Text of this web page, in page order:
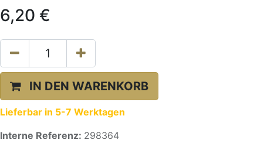
6,20 €
IN DEN WARENKORB
Lieferbar in 5-7 Werktagen
Interne Referenz: 298364